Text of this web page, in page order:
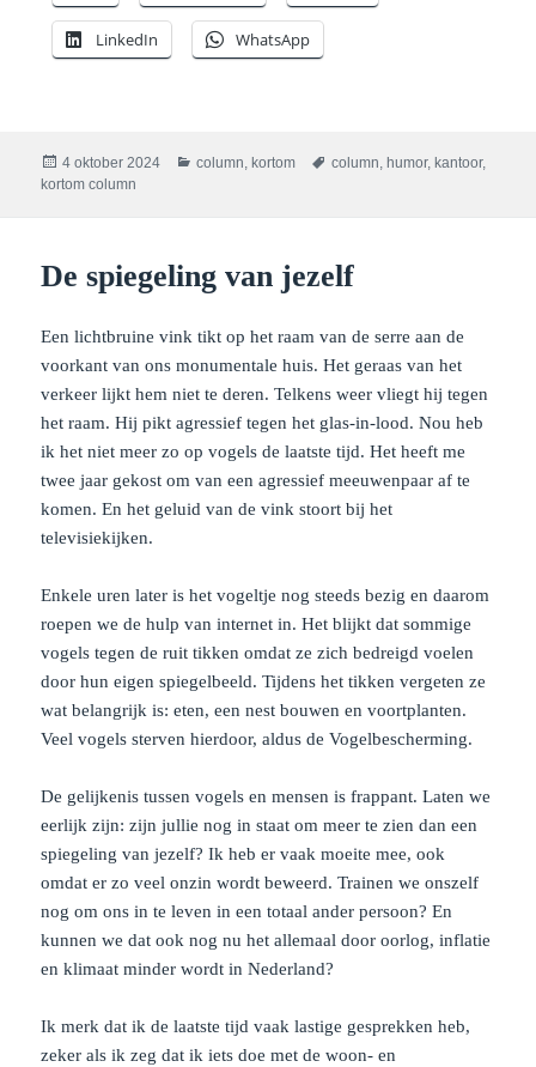
LinkedIn WhatsApp
Geplaatst
op
4 oktober 2024 Categorieën
column, kortom Tags
column, humor, kantoor,
kortom column
De spiegeling van jezelf
Een lichtbruine vink tikt op het raam van de serre aan de
voorkant van ons monumentale huis. Het geraas van het
verkeer lijkt hem niet te deren. Telkens weer vliegt hij tegen
het raam. Hij pikt agressief tegen het glas-in-lood. Nou heb
ik het niet meer zo op vogels de laatste tijd. Het heeft me
twee jaar gekost om van een agressief meeuwenpaar af te
komen. En het geluid van de vink stoort bij het
televisiekijken.
Enkele uren later is het vogeltje nog steeds bezig en daarom
roepen we de hulp van internet in. Het blijkt dat sommige
vogels tegen de ruit tikken omdat ze zich bedreigd voelen
door hun eigen spiegelbeeld. Tijdens het tikken vergeten ze
wat belangrijk is: eten, een nest bouwen en voortplanten.
Veel vogels sterven hierdoor, aldus de Vogelbescherming.
De gelijkenis tussen vogels en mensen is frappant. Laten we
eerlijk zijn: zijn jullie nog in staat om meer te zien dan een
spiegeling van jezelf? Ik heb er vaak moeite mee, ook
omdat er zo veel onzin wordt beweerd. Trainen we onszelf
nog om ons in te leven in een totaal ander persoon? En
kunnen we dat ook nog nu het allemaal door oorlog, inflatie
en klimaat minder wordt in Nederland?
Ik merk dat ik de laatste tijd vaak lastige gesprekken heb,
zeker als ik zeg dat ik iets doe met de woon- en